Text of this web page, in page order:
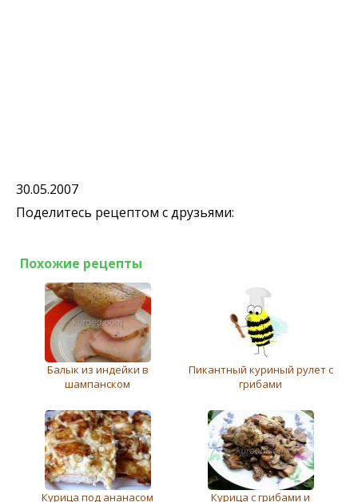
30.05.2007
Поделитесь рецептом с друзьями:
Похожие рецепты
Балык из индейки в
шампанском
Пикантный куриный рулет с
грибами
Курица под ананасом
Курица с грибами и